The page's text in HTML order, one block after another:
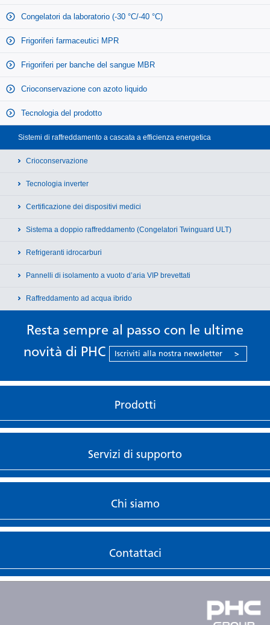
Congelatori da laboratorio (-30 °C/-40 °C)
Frigoriferi farmaceutici MPR
Frigoriferi per banche del sangue MBR
Crioconservazione con azoto liquido
Tecnologia del prodotto
Sistemi di raffreddamento a cascata a efficienza energetica
Crioconservazione
Tecnologia inverter
Certificazione dei dispositivi medici
Sistema a doppio raffreddamento (Congelatori Twinguard ULT)
Refrigeranti idrocarburi
Pannelli di isolamento a vuoto d’aria VIP brevettati
Raffreddamento ad acqua ibrido
Resta sempre al passo con le ultime
novità di PHC
Iscriviti alla nostra newsletter >
Prodotti
Servizi di supporto
Chi siamo
Contattaci